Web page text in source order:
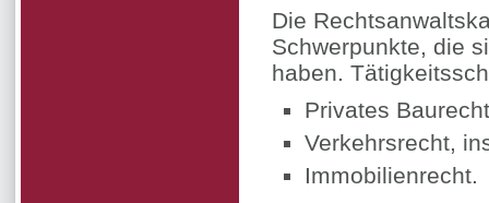
Die
Schwerpunkte, die
haben.
Privates
Verkehrsrecht,
Immobilienrecht.